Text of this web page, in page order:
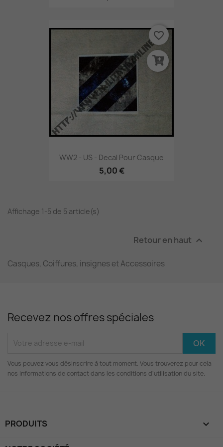
WW2 - US - Decal Pour Casque
5,00 €
favorite_border
Affichage 1-5 de 5 article(s)
Retour en haut 
Casques, Coiffures, insignes et Accessoires
Recevez nos offres spéciales
Vous pouvez vous désinscrire à tout moment. Vous trouverez pour cela
nos informations de contact dans les conditions d'utilisation du site.
PRODUITS 